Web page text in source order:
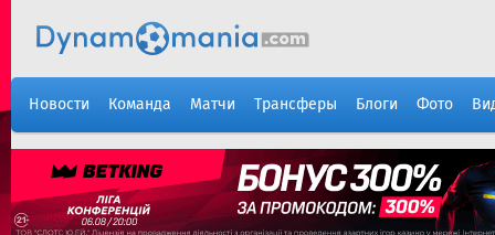
Новости Команда Матчи Трансферы Блоги Фото